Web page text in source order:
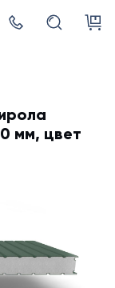
мм, цвет